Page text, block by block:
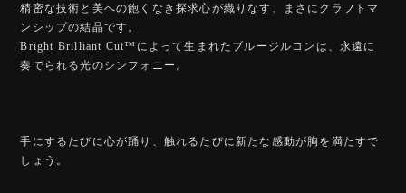
精密な技術と美への飽くなき探求心が織りなす、まさにクラフトマ
ンシップの結晶です。
Bright Brilliant Cut™️によって生まれたブルージルコンは、永遠に
奏でられる光のシンフォニー。
手にするたびに心が踊り、触れるたびに新たな感動が胸を満たすで
しょう。